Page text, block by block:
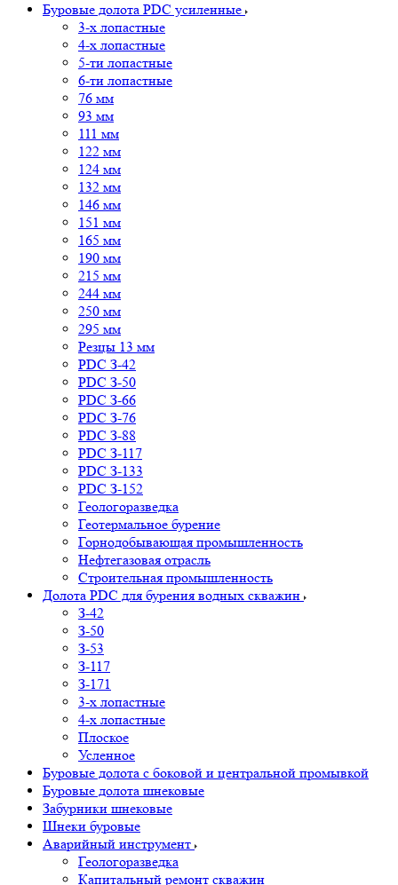
Буровые долота PDC усиленные
3-х лопастные
4-х лопастные
5-ти лопастные
6-ти лопастные
76 мм
93 мм
111 мм
122 мм
124 мм
132 мм
146 мм
151 мм
165 мм
190 мм
215 мм
244 мм
250 мм
295 мм
Резцы 13 мм
PDC З-42
PDC З-50
PDC З-66
PDC З-76
PDC З-88
PDC З-117
PDC З-133
PDC З-152
Геологоразведка
Геотермальное бурение
Горнодобывающая промышленность
Нефтегазовая отрасль
Строительная промышленность
Долота PDC для бурения водных скважин
З-42
З-50
З-53
З-117
З-171
3-х лопастные
4-х лопастные
Плоское
Усленное
Буровые долота с бoковой и центральной промывкой
Буровые долота шнековые
Забурники шнековые
Шнеки буровые
Аварийный инструмент
Геологоразведка
Капитальный ремонт скважин